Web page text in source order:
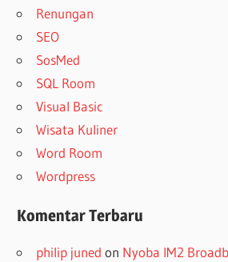
Renungan
SEO
SosMed
SQL Room
Visual Basic
Wisata Kuliner
Word Room
Wordpress
Komentar Terbaru
philip juned on Nyoba IM2